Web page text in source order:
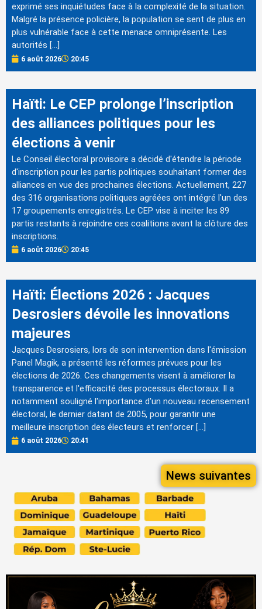
exprimé ses inquiétudes face à la complexité de la situation.
Malgré la présence policière, la population se sent de plus en
plus vulnérable face à cette menace omniprésente. Les
autorités […]
6 août 2026 20:45
Haïti: Le CEP prolonge l’inscription
des alliances politiques pour les
élections à venir
Le Conseil électoral provisoire a décidé d'étendre la période
d'inscription pour les partis politiques souhaitant former des
alliances en vue des prochaines élections. Actuellement, 227
des 316 organisations politiques agréées ont intégré l'un des
17 groupements enregistrés. Le CEP vise à inciter les 89
partis restants à rejoindre ces coalitions avant la clôture des
inscriptions.
6 août 2026 20:45
Haïti: Élections 2026 : Jacques
Desrosiers dévoile les innovations
majeures
Jacques Desrosiers, lors de son intervention dans l'émission
Panel Magik, a présenté les réformes prévues pour les
élections de 2026. Ces changements visent à améliorer la
transparence et l'efficacité des processus électoraux. Il a
notamment souligné l'importance d'un nouveau recensement
électoral, le dernier datant de 2005, pour garantir une
meilleure inscription des électeurs et renforcer […]
6 août 2026 20:41
News suivantes